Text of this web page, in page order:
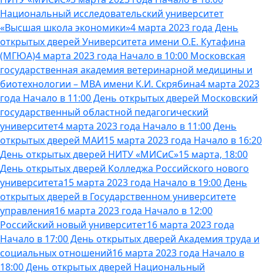
Национальный исследовательский университет
«Высшая школа экономики»4 марта 2023 года День
открытых дверей Университета имени О.Е. Кутафина
(МГЮА)4 марта 2023 года Начало в 10:00 Московская
государственная академия ветеринарной медицины и
биотехнологии – МВА имени К.И. Скрябина4 марта 2023
года Начало в 11:00 День открытых дверей Московский
государственный областной педагогический
университет4 марта 2023 года Начало в 11:00 День
открытых дверей МАИ15 марта 2023 года Начало в 16:20
День открытых дверей НИТУ «МИСиС»15 марта, 18:00
День открытых дверей Колледжа Российского нового
университета15 марта 2023 года Начало в 19:00 День
открытых дверей в Государственном университете
управления16 марта 2023 года Начало в 12:00
Российский новый университет16 марта 2023 года
Начало в 17:00 День открытых дверей Академия труда и
социальных отношений16 марта 2023 года Начало в
18:00 День открытых дверей Национальный